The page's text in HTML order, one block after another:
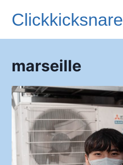
Clickkicksnare
marseille